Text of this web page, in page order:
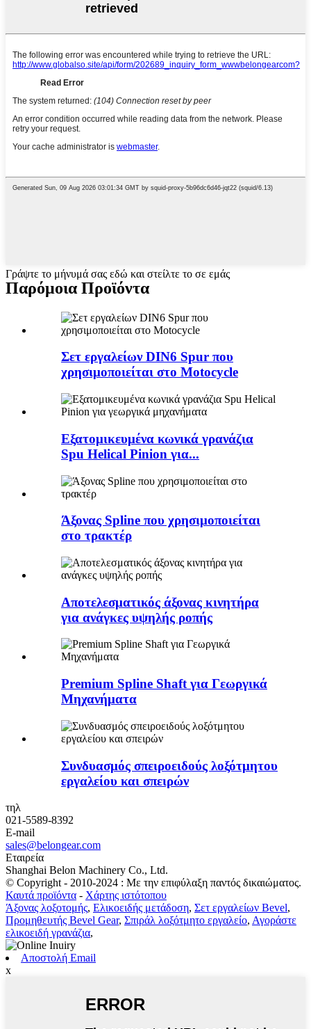
Γράψτε το μήνυμά σας εδώ και στείλτε το σε εμάς
Παρόμοια Προϊόντα
Σετ εργαλείων DIN6 Spur που
χρησιμοποιείται στο Motocycle
Εξατομικευμένα κωνικά γρανάζια
Spu Helical Pinion για...
Άξονας Spline που χρησιμοποιείται
στο τρακτέρ
Αποτελεσματικός άξονας κινητήρα
για ανάγκες υψηλής ροπής
Premium Spline Shaft για Γεωργικά
Μηχανήματα
Συνδυασμός σπειροειδούς λοξότμητου
εργαλείου και σπειρών
τηλ
021-5589-8392
E-mail
sales@belongear.com
Εταιρεία
Shanghai Belon Machinery Co., Ltd.
© Copyright - 2010-2024 : Με την επιφύλαξη παντός δικαιώματος.
Καυτά προϊόντα - Χάρτης ιστότοπου
Άξονας λοξοτομής, Ελικοειδής μετάδοση, Σετ εργαλείων Bevel,
Προμηθευτής Bevel Gear, Σπιράλ λοξότμητο εργαλείο, Αγοράστε
ελικοειδή γρανάζια,
Αποστολή Email
x